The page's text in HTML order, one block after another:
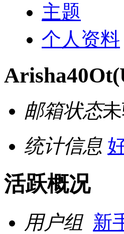
主题
个人资料
Arisha40Ot
邮箱状态
统计信息
活跃概况
用户组 新